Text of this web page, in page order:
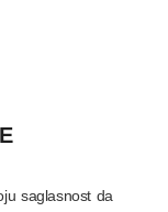
saglasnost da